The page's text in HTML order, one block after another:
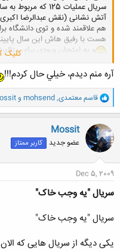
سریال عملیات
آتش نشانی (نقش عبدالرضا
هم علاقمند شده و توی دانشگاه
هست با رفیق هاش این سال
و یه امتحان ورودی برای
مثلا یکی از سوال هاش این بود
فولاد شرح دهید" و چندتا سوال
ما که کنکور دادیم این دیگه
که!"
من که با این قسمتش خیلی حال
تونستید تکرارش رو ببینید.
کلیک
آره منم ديدم، خيلي حال كردم!!!
و
ا
ک
ن
ش
ه
ا
قاسم معتمدی,
mohsend و
Mossit
عضو جدید کاربر ممتاز
Dec 5, 2009
سریال "یه وجب خاک"
سریال "یه وجب خاک"
یکی دیگه از سریال هایی که